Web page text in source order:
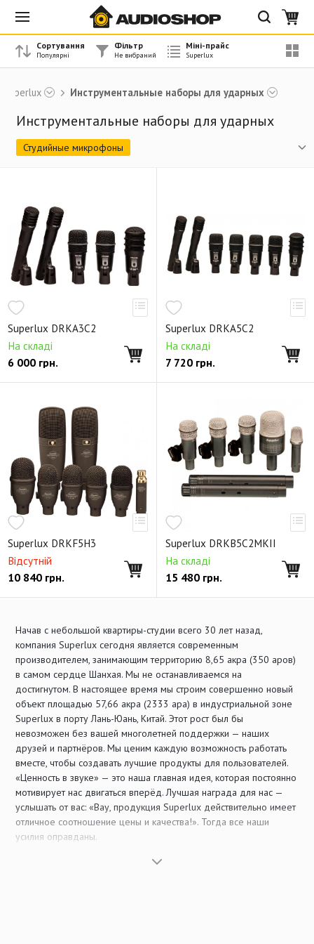
Superlux Инструментальные наборы для ударных
Инструментальные наборы для ударных
Студийные микрофоны
Подвесные микрофоны
Микрофоны для конференций
Инструментальные наборы для ударных
Вокальные ретро микрофоны
Вокальные микрофоны
Головные микрофонные гарнитуры
Superlux DRKA3C2
На складі
6 000 грн.
Superlux DRKA5C2
На складі
7 720 грн.
Superlux DRKF5H3
Відсутній
10 840 грн.
Superlux DRKB5C2MKII
На складі
15 480 грн.
Сортування Фільтр Міні-прайс
Начав с небольшой квартиры-студии всего 30 лет назад,
компания Superlux сегодня является современным
производителем, занимающим территорию 8,65 акра (350 аров)
в самом сердце Шанхая. Мы не останавливаемся на
достигнутом. В настоящее время мы строим совершенно новый
объект площадью 57,66 акра (2333 ара) в индустриальной зоне
Superlux в порту Лань-Юань, Китай. Этот рост был бы
невозможен без вашей многолетней поддержки — наших
друзей и партнёров. Мы ценим каждую возможность работать
вместе, чтобы создавать лучшие продукты для пользователей.
«Ценность в звуке» — это наша главная идея, которая постоянно
мотивирует нас двигаться вперёд. Лучшая награда для нас —
услышать от вас: «Вау, продукция Superlux действительно имеет
отличное соотношение цены и качества!». Тогда все наши
усилия оправданы.
Мы настаиваем на том, чтобы делать правильные вещи и делать